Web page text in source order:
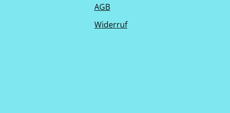
AGB
Widerruf